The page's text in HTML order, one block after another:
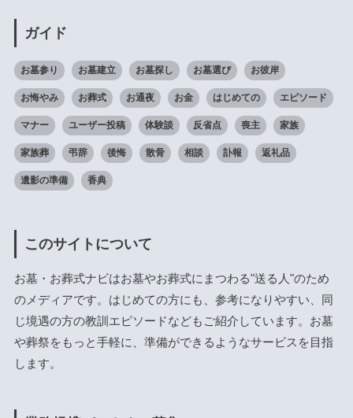
ガイド
お墓参り お墓建立 お墓探し お墓選び お彼岸
お悔やみ お葬式 お通夜 お金 はじめての エピソード
マナー ユーザー投稿 体験談 反省点 喪主 家族
家族葬 弔辞 後悔 散骨 相談 訃報 返礼品
遺影の準備 香典
このサイトについて
お墓・お葬式ナビはお墓やお葬式にまつわる"送る人"のため
のメディアです。はじめての方にも、参考になりやすい、同
じ境遇の方の教訓エピソードなどもご紹介しています。お墓
や葬祭をもっと手軽に、準備ができるようなサービスを目指
します。